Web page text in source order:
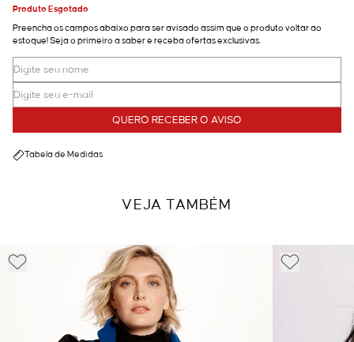
Produto Esgotado
Preencha os campos abaixo para ser avisado assim que o produto voltar ao
estoque! Seja o primeiro a saber e receba ofertas exclusivas.
QUERO RECEBER O AVISO
Tabela de Medidas
VEJA TAMBÉM